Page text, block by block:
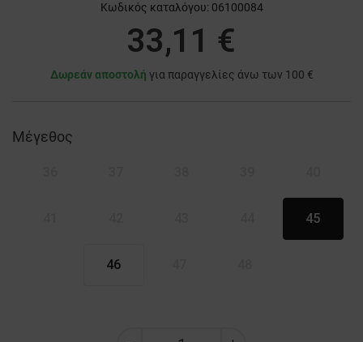
Κωδικός καταλόγου: 06100084
33,11 €
Δωρεάν αποστολή για παραγγελίες άνω των 100 €
Μέγεθος
45
46